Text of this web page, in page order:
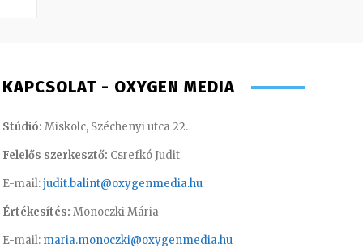
KAPCSOLAT - OXYGEN MEDIA
Stúdió: Miskolc, Széchenyi utca 22.
Felelős szerkesztő: Csrefkó Judit
E-mail:judit.balint@oxygenmedia.hu
Értékesítés: Monoczki Mária
E-mail: maria.monoczki@oxygenmedia.hu